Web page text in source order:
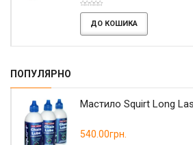
ДО КОШИКА
ПОПУЛЯРНО
Мастило Squirt Long
540.00грн.